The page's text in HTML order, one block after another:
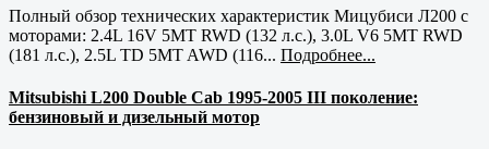
Полный обзор технических характеристик Мицубиси Л200 с
моторами: 2.4L 16V 5MT RWD (132 л.с.), 3.0L V6 5MT RWD
(181 л.с.), 2.5L TD 5MT AWD (116... Подробнее...
Mitsubishi L200 Double Cab 1995-2005 III поколение:
бензиновый и дизельный мотор